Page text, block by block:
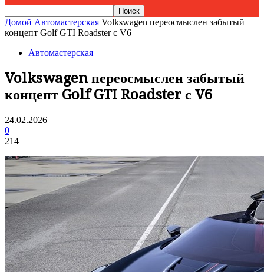
Домой Автомастерская Volkswagen переосмыслен забытый
концепт Golf GTI Roadster с V6
Автомастерская
Volkswagen переосмыслен забытый
концепт Golf GTI Roadster с V6
24.02.2026
0
214